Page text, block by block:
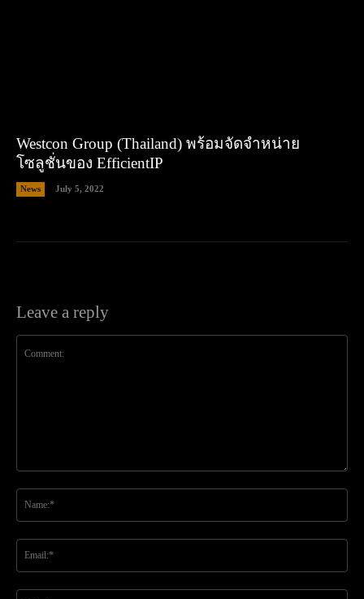
Westcon Group (Thailand) พร้อมจัดจำหน่าย
โซลูชั่นของ EfficientIP
News July 5, 2022
Leave a reply